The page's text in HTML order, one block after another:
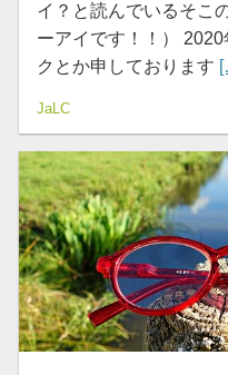
イ？と読んでいるそこ
ーアイです！！）
クとか申しております
JaLC